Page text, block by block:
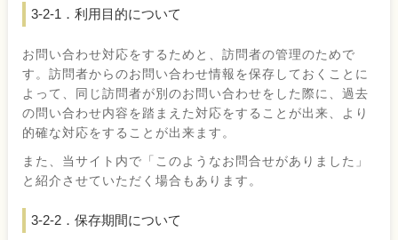
3-2-1．利用目的について
お問い合わせ対応をするためと、訪問者の管理のためで
す。訪問者からのお問い合わせ情報を保存しておくことに
よって、同じ訪問者が別のお問い合わせをした際に、過去
の問い合わせ内容を踏まえた対応をすることが出来、より
的確な対応をすることが出来ます。
また、当サイト内で「このようなお問合せがありました」
と紹介させていただく場合もあります。
3-2-2．保存期間について